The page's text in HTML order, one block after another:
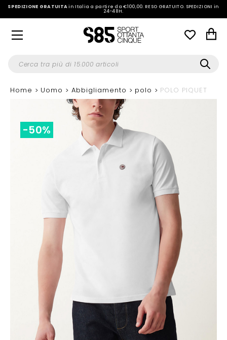
SPEDIZIONE GRATUITAin Italia a partire da €100,00.RESO GRATUITO. SPEDIZIONI in
24-48H.
Home Uomo Abbigliamento polo POLO PIQUET
-50%